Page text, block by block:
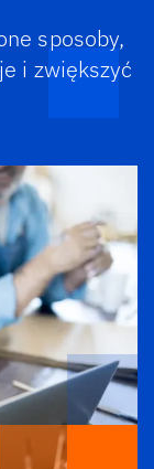
sposoby,
i zwiększyć